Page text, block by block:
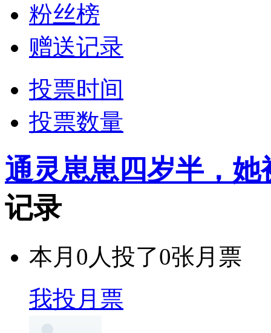
粉丝榜
赠送记录
投票时间
投票数量
通灵崽崽四岁半，
记录
本月 0 人投了0张月票
我投月票